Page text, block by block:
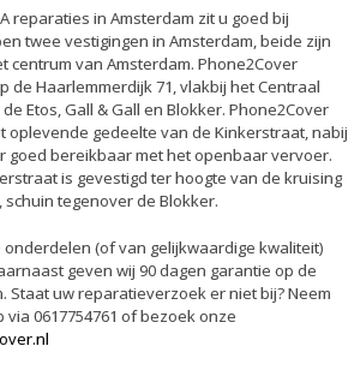
reparaties in Amsterdam zit u goed bij
twee vestigingen in Amsterdam, beide zijn
centrum van Amsterdam. Phone2Cover
de Haarlemmerdijk 71, vlakbij het Centraal
Etos, Gall & Gall en Blokker. Phone2Cover
oplevende gedeelte van de Kinkerstraat, nabij
goed bereikbaar met het openbaar vervoer.
is gevestigd ter hoogte van de kruising
tegenover de Blokker.
(of van gelijkwaardige kwaliteit)
geven wij 90 dagen garantie op de
Staat uw reparatieverzoek er niet bij? Neem
0617754761 of bezoek onze